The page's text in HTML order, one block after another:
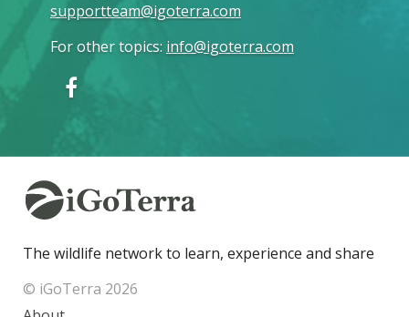
supportteam@igoterra.com
For other topics: info@igoterra.com
The wildlife network to learn, experience and share
© iGoTerra 2026